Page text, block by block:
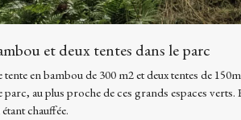
et deux tentes dans le parc
en bambou de 300 m2 et deux tentes de
parc, au plus proche de ces grands espaces
chauffée.